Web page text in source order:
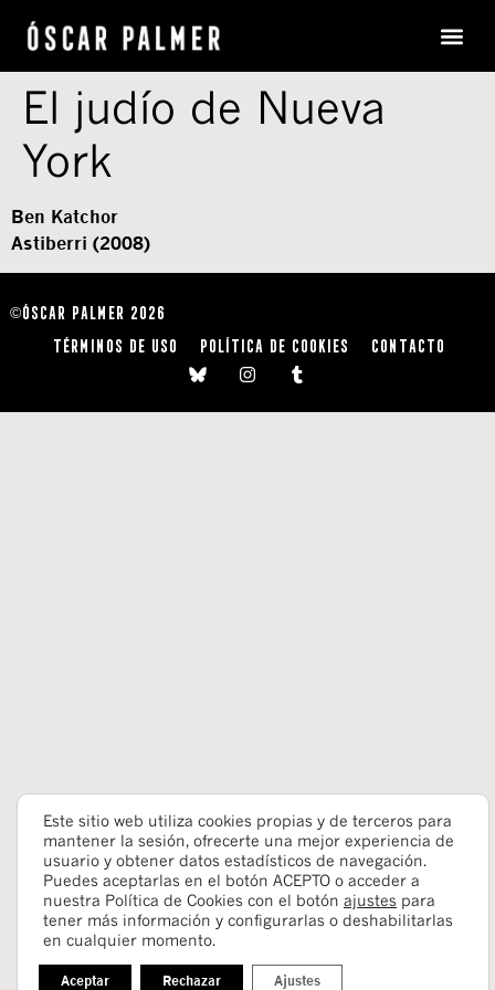
El judío de Nueva
York
Ben Katchor
Astiberri (2008)
©ÓSCAR PALMER 2026
TÉRMINOS DE USO
POLÍTICA DE COOKIES CONTACTO
Este sitio web utiliza cookies propias y de terceros para
mantener la sesión, ofrecerte una mejor experiencia de
usuario y obtener datos estadísticos de navegación.
Puedes aceptarlas en el botón ACEPTO o acceder a
nuestra Política de Cookies con el botón ajustes para
tener más información y configurarlas o deshabilitarlas
en cualquier momento.
Aceptar Rechazar Ajustes